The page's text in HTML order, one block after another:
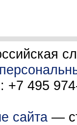
+7 495
сайта —